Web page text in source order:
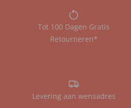
Tot 100 Dagen Gratis
Retourneren*
Levering aan wensadres